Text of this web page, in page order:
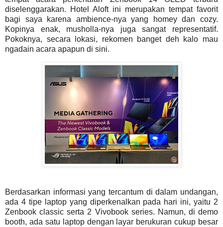
diselenggarakan. Hotel Aloft ini merupakan tempat favorit
bagi saya karena ambience-nya yang homey dan cozy.
Kopinya enak, musholla-nya juga sangat representatif.
Pokoknya, secara lokasi, rekomen banget deh kalo mau
ngadain acara apapun di sini.
Berdasarkan informasi yang tercantum di dalam undangan,
ada 4 tipe laptop yang diperkenalkan pada hari ini, yaitu 2
Zenbook classic serta 2 Vivobook series. Namun, di demo
booth, ada satu laptop dengan layar berukuran cukup besar